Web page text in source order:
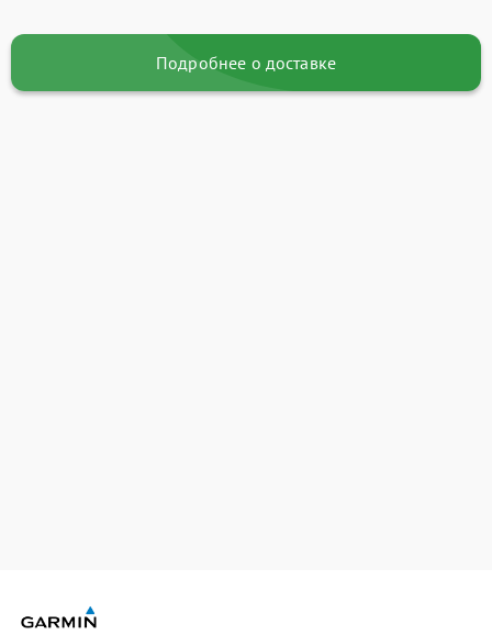
Подробнее о доставке